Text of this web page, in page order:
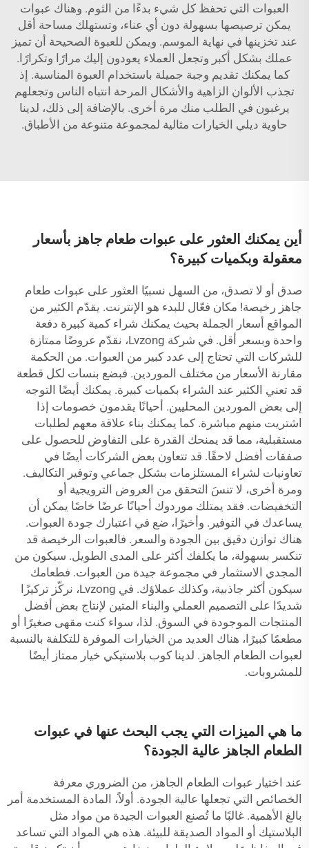
العبوات التي تحفظ كل شيء بدءًا من الثوم. وهناك عبوات
يمكن ترصيصها بسهولة دون أي عناء، وتستهلك مساحة أقل
عند تخزينها في نهاية الموسم. ويمكن للعبوة الصحيحة أن تميز
عملك بشكل أكبر وتجعل العملاء يعودون إليك مرارًا وتكرارًا.
كما يمكنك تقديم وجبة جميلة باستخدام العبوة المناسبة. إذ
تجذب الألوان الزاهية والأشكال المرحة انتباه الناس وتجعلهم
يرغبون في الطلب منك مرة أخرى. بالإضافة إلى ذلك، لدينا
حاوية ديلي الخيارات مثالية لمجموعة متنوعة من الأطباق.
أين يمكنك العثور على عبوات طعام جاهز بأسعار
معقولة وبكميات كبيرة؟
صدق أو لا تصدق، من السهل نسبيًا العثور على عبوات طعام
جاهز رخيصة! مكان فعّال للبدء هو الإنترنت. يقدّم الكثير من
المواقع أسعار الجملة بحيث يمكنك شراء كمية كبيرة دفعة
واحدة وبسعر أقل. في شركة Lvzong، نقدّم عروضًا ممتازة
للشركات التي تحتاج إلى عدد كبير من العبوات. من الحكمة
مقارنة الأسعار من مختلف الموردين. فبضع بنسات لكل قطعة
قد تعني الكثير عند الشراء بكميات كبيرة. يمكنك أيضًا التوجه
إلى بعض الموردين المحليين. أحيانًا يقدمون خصومات إذا
اشتريت منهم مباشرة. كما يمكنك بناء علاقة معهم لطلبات
مستقبلية، مما قد يمنحك القدرة على التفاوض للحصول على
صفقات أفضل لاحقًا. قد تتعاون بعض الشركات أيضًا في
تعاونيات لشراء المستلزمات بشكل جماعي وتوفير التكاليف.
ومرة أخرى، لا تنسَ التحقق من العروض الترويجية أو
التخفيضات. فقد يمتلك موردوك أحيانًا عرضًا خاصًا يمكن أن
يساعدك في التوفير. وأخيرًا، ضع في اعتبارك جودة العبوات.
هناك توازن دقيق بين الجودة والسعر. فالعبوات الرخيصة قد
تنكسر بسهولة، ما يكلفك أكثر على المدى الطويل. سيكون من
المجدي الاستثمار في مجموعة جيدة من العبوات. فطعامك
سيكون أكثر جاذبية، وكذلك عملاؤك. في Lvzong، نركّز تركيزًا
شديدًا على التصميم العملي والبناء المتين لإنتاج بعض أفضل
المنتجات الموجودة في السوق. لذا، سواء كنت مقهى صغيرًا أو
مطعمًا كبيرًا، هناك العديد من الخيارات الموفرة للتكلفة بالنسبة
لعبوات الطعام الجاهز. لدينا كوب بلاستيكي خيار ممتاز أيضًا
للمشروبات.
ما هي الميزات التي يجب البحث عنها في عبوات
الطعام الجاهز عالية الجودة؟
عند اختيار عبوات الطعام الجاهز، من الضروري معرفة
الخصائص التي تجعلها عالية الجودة. أولاً، المادة المستخدمة أمر
بالغ الأهمية. غالبًا ما تُصنع العبوات الجيدة من مواد مثل
البلاستيك أو المواد الصديقة للبيئة. هذه هي المواد التي تساعد